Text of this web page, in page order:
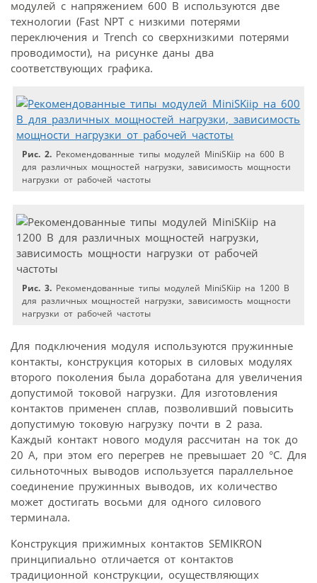
модулей с напряжением 600 В используются две
технологии (Fast NPT с низкими потерями
переключения и Trench со сверхнизкими потерями
проводимости), на рисунке даны два
соответствующих графика.
Рис. 2. Рекомендованные типы модулей MiniSKiip на 600 В
для различных мощностей нагрузки, зависимость мощности
нагрузки от рабочей частоты
Рис. 3. Рекомендованные типы модулей MiniSKiip на 1200 В
для различных мощностей нагрузки, зависимость мощности
нагрузки от рабочей частоты
Для подключения модуля используются пружинные
контакты, конструкция которых в силовых модулях
второго поколения была доработана для увеличения
допустимой токовой нагрузки. Для изготовления
контактов применен сплав, позволивший повысить
допустимую токовую нагрузку почти в 2 раза.
Каждый контакт нового модуля рассчитан на ток до
20 А, при этом его перегрев не превышает 20 °С. Для
сильноточных выводов используется параллельное
соединение пружинных выводов, их количество
может достигать восьми для одного силового
терминала.
Конструкция прижимных контактов SEMIKRON
принципиально отличается от контактов
традиционной конструкции, осуществляющих